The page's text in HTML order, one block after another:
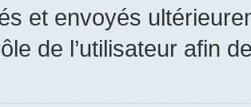
et envoyés
de l’utilisateur afin